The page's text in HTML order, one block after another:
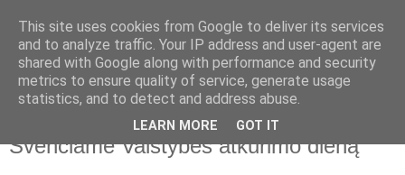
2022 m. vasario 16 d., trečiadienis
LR krašto apsaugos ministerija.
Švenčiame Valstybės atkūrimo dieną
This site uses cookies from Google to deliver its services
and to analyze traffic. Your IP address and user-agent are
shared with Google along with performance and security
metrics to ensure quality of service, generate usage
statistics, and to detect and address abuse.
LEARN MORE GOT IT